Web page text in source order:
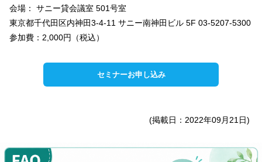
会場： サニー貸会議室 501号室
東京都千代田区内神田3-4-11 サニー南神田ビル 5F 03-5207-5300
参加費：2,000円（税込）
セミナーお申し込み
(掲載日：2022年09月21日)